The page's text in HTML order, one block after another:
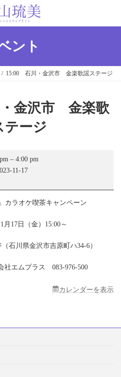
ント
15:00 石川・金沢市 金楽歌謡ステージ
金沢市 金楽歌
テージ
石
川・
沢
金
歌
ス
テ
ジ
– 4:00 pm
11-17
カラオケ喫茶キャンペーン
月17日（金）15:00～
石川県金沢市吉原町ハ34-6）
社エムプラス 083-976-500
カレンダーを表示